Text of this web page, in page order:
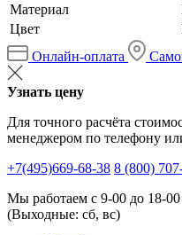
Материал
Цвет
Онлайн-оплата
Узнать цену
Для точного расчёта
менеджером по телефону
+7(495)669-68-38 8 (800)
Мы работаем с 9-00 до 18-
(Выходные: сб, вс)